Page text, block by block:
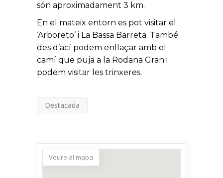
són aproximadament 3 km.
En el mateix entorn es pot visitar el
‘Arboreto’ i La Bassa Barreta. També
des d’ací podem enllaçar amb el
camí que puja a la Rodana Gran i
podem visitar les trinxeres.
Destacada
Veure al mapa